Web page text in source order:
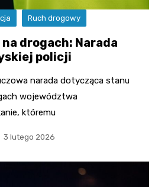
Ruch drogowy
drogach: Narada
policji
narada dotycząca stanu
województwa
któremu
3 lutego 2026